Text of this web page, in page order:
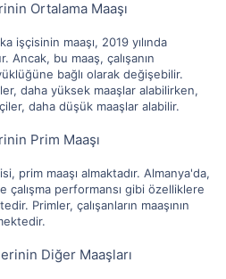
Ortalama Maaşı
işçisinin maaşı, 2019 yılında
Ancak, bu maaş, çalışanın
bağlı olarak değişebilir.
daha yüksek maaşlar alabilirken,
daha düşük maaşlar alabilir.
Prim Maaşı
prim maaşı almaktadır. Almanya'da,
çalışma performansı gibi özelliklere
Primler, çalışanların maaşının
Diğer Maaşları